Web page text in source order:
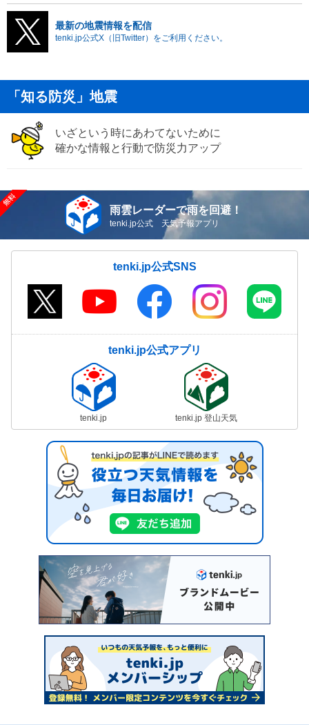
最新の地震情報を配信
tenki.jp公式X（旧Twitter）をご利用ください。
「知る防災」地震
いざという時にあわてないために
確かな情報と行動で防災力アップ
雨雲レーダーで雨を回避！
tenki.jp公式 天気予報アプリ
tenki.jp公式SNS
tenki.jp公式アプリ
tenki.jp tenki.jp 登山天気